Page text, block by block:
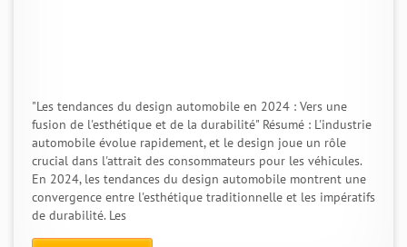
"Les tendances du design automobile en 2024 : Vers une
fusion de l'esthétique et de la durabilité" Résumé : L'industrie
automobile évolue rapidement, et le design joue un rôle
crucial dans l'attrait des consommateurs pour les véhicules.
En 2024, les tendances du design automobile montrent une
convergence entre l'esthétique traditionnelle et les impératifs
de durabilité. Les